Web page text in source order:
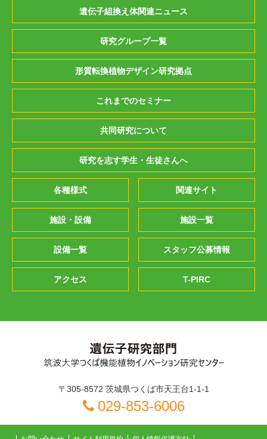
遺伝子組換え体関連ニュース
研究グループ一覧
形質転換植物デザイン研究拠点
これまでのセミナー
共同研究について
研究を志す学生・生徒さんへ
各種様式 関連サイト
施設・設備 施設一覧
設備一覧 スタッフ公募情報
アクセス T-PIRC
〒305-8572 茨城県つくば市天王台1-1-1
029-853-6006